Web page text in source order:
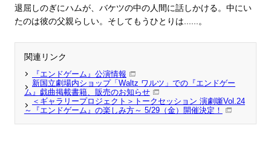
退屈しのぎにハムが、バケツの中の人間に話しかける。中にい
たのは彼の父親らしい。そしてもうひとりは......。
関連リンク
『エンドゲーム』公演情報
新国立劇場内ショップ「Waltz ワルツ」での『エンドゲー
ム』戯曲掲載書籍、販売のお知らせ
＜ギャラリープロジェクト＞トークセッション 演劇噺Vol.24
～『エンドゲーム』の楽しみ方～ 5/29（金）開催決定！